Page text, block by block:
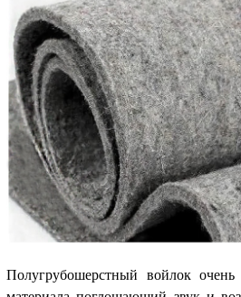
Полугрубошерстный войлок очень